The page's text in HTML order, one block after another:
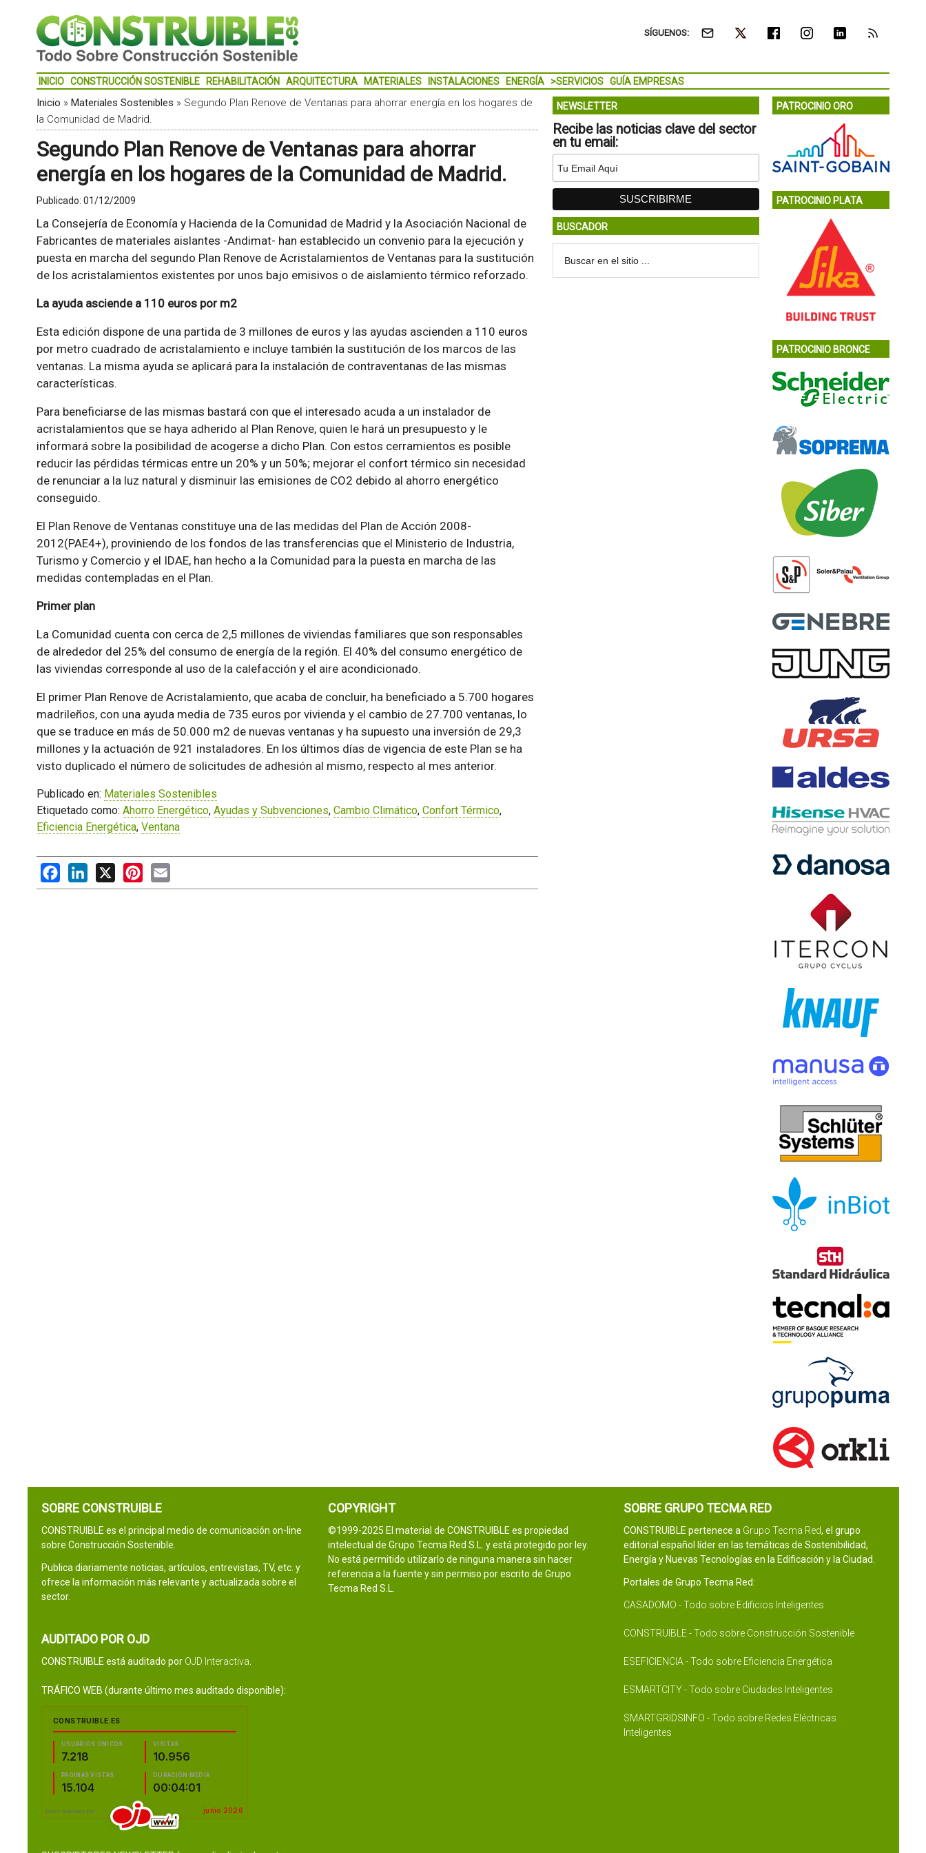
SÍGUENOS:
INICIO CONSTRUCCIÓN SOSTENIBLE REHABILITACIÓN ARQUITECTURA MATERIALES INSTALACIONES ENERGÍA >SERVICIOS GUÍA EMPRESAS
Inicio » Materiales Sostenibles » Segundo Plan Renove de Ventanas para ahorrar energía en los hogares de
la Comunidad de Madrid.
Segundo Plan Renove de Ventanas para ahorrar
energía en los hogares de la Comunidad de Madrid.
Publicado: 01/12/2009
La Consejería de Economía y Hacienda de la Comunidad de Madrid y la Asociación Nacional de
Fabricantes de materiales aislantes -Andimat- han establecido un convenio para la ejecución y
puesta en marcha del segundo Plan Renove de Acristalamientos de Ventanas para la sustitución
de los acristalamientos existentes por unos bajo emisivos o de aislamiento térmico reforzado.
La ayuda asciende a 110 euros por m2
Esta edición dispone de una partida de 3 millones de euros y las ayudas ascienden a 110 euros
por metro cuadrado de acristalamiento e incluye también la sustitución de los marcos de las
ventanas. La misma ayuda se aplicará para la instalación de contraventanas de las mismas
características.
Para beneficiarse de las mismas bastará con que el interesado acuda a un instalador de
acristalamientos que se haya adherido al Plan Renove, quien le hará un presupuesto y le
informará sobre la posibilidad de acogerse a dicho Plan. Con estos cerramientos es posible
reducir las pérdidas térmicas entre un 20% y un 50%; mejorar el confort térmico sin necesidad
de renunciar a la luz natural y disminuir las emisiones de CO2 debido al ahorro energético
conseguido.
El Plan Renove de Ventanas constituye una de las medidas del Plan de Acción 2008-
2012(PAE4+), proviniendo de los fondos de las transferencias que el Ministerio de Industria,
Turismo y Comercio y el IDAE, han hecho a la Comunidad para la puesta en marcha de las
medidas contempladas en el Plan.
Primer plan
La Comunidad cuenta con cerca de 2,5 millones de viviendas familiares que son responsables
de alrededor del 25% del consumo de energía de la región. El 40% del consumo energético de
las viviendas corresponde al uso de la calefacción y el aire acondicionado.
El primer Plan Renove de Acristalamiento, que acaba de concluir, ha beneficiado a 5.700 hogares
madrileños, con una ayuda media de 735 euros por vivienda y el cambio de 27.700 ventanas, lo
que se traduce en más de 50.000 m2 de nuevas ventanas y ha supuesto una inversión de 29,3
millones y la actuación de 921 instaladores. En los últimos días de vigencia de este Plan se ha
visto duplicado el número de solicitudes de adhesión al mismo, respecto al mes anterior.
Publicado en: Materiales Sostenibles
Etiquetado como: Ahorro Energético, Ayudas y Subvenciones, Cambio Climático, Confort Térmico,
Eficiencia Energética, Ventana
FacebookLinkedIn
X PinterestEmail
NEWSLETTER
Recibe las noticias clave del sector
en tu email:
BUSCADOR
PATROCINIO ORO
PATROCINIO PLATA
PATROCINIO BRONCE
SOBRE CONSTRUIBLE
CONSTRUIBLE es el principal medio de comunicación on-line
sobre Construcción Sostenible.
Publica diariamente noticias, artículos, entrevistas, TV, etc. y
ofrece la información más relevante y actualizada sobre el
sector.
AUDITADO POR OJD
CONSTRUIBLE está auditado por OJD Interactiva
TRÁFICO WEB (durante último mes auditado disponible):
COPYRIGHT
©1999-2025 El material de CONSTRUIBLE es propiedad
intelectual de Grupo Tecma Red S.L. y está protegido por ley.
No está permitido utilizarlo de ninguna manera sin hacer
referencia a la fuente y sin permiso por escrito de Grupo
Tecma Red S.L.
SOBRE GRUPO TECMA RED
CONSTRUIBLE pertenece a Grupo Tecma Red, el grupo
editorial español líder en las temáticas de Sostenibilidad,
Energía y Nuevas Tecnologías en la Edificación y la Ciudad.
Portales de Grupo Tecma Red:
CASADOMO - Todo sobre Edificios Inteligentes
CONSTRUIBLE - Todo sobre Construcción Sostenible
ESEFICIENCIA - Todo sobre Eficiencia Energética
ESMARTCITY - Todo sobre Ciudades Inteligentes
SMARTGRIDSINFO - Todo sobre Redes Eléctricas
Inteligentes